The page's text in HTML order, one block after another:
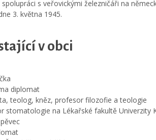
s veřovickými železničáři na
3. května 1945.
v obci
diplomat
teolog, kněz, profesor filozofie a teologie
stomatologie na Lékařské fakultě Univerzity